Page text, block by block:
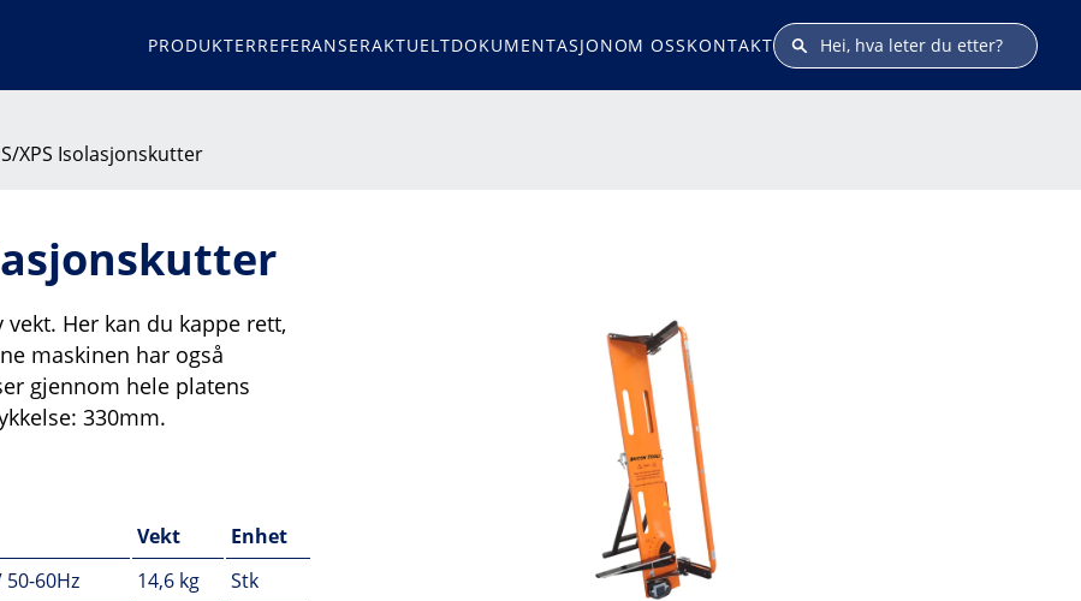
PRODUKTERREFERANSERAKTUELTDOKUMENTASJONOM OSSKONTAKT
XPS Isolasjonskutter
Her kan du kappe rett,
maskinen har også
gjennom hele platens
330mm.
Vekt
Enhet
50-60Hz 14,6 kg
Stk